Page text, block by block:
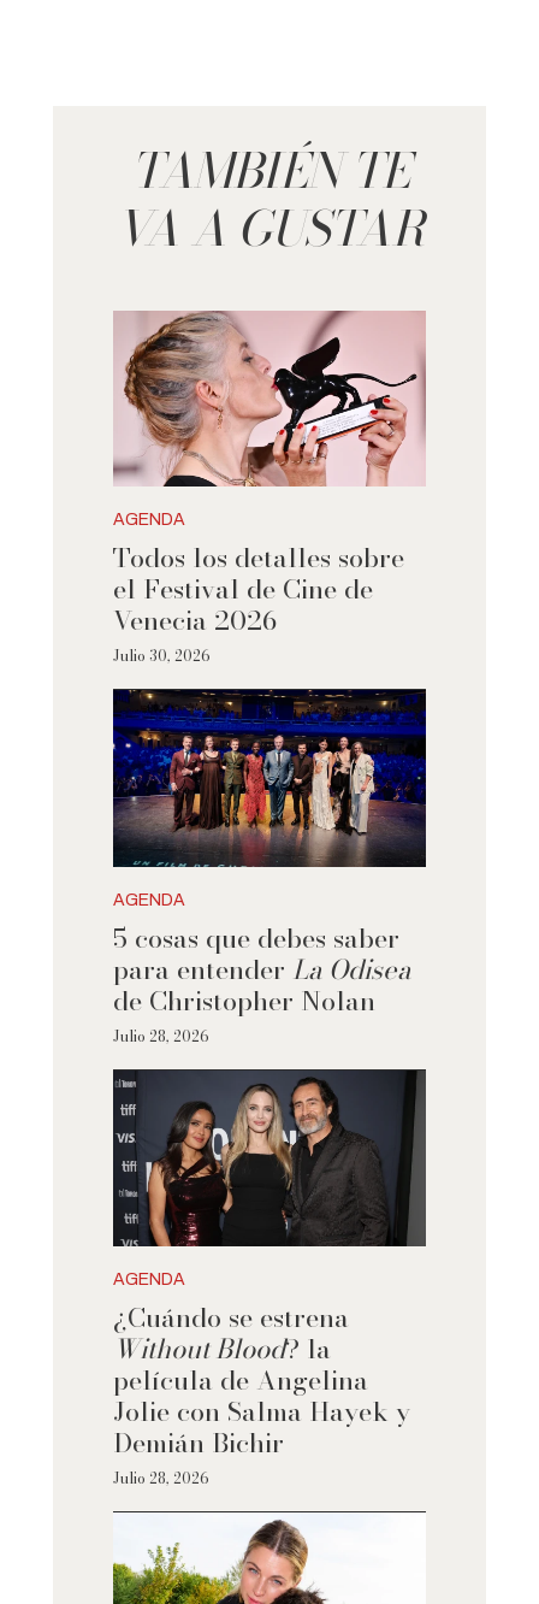
TAMBIÉN TE
VA A GUSTAR
AGENDA
Todos los detalles sobre
el Festival de Cine de
Venecia 2026
Julio 30, 2026
AGENDA
5 cosas que debes saber
para entender La Odisea
de Christopher Nolan
Julio 28, 2026
AGENDA
¿Cuándo se estrena
Without Blood? la
película de Angelina
Jolie con Salma Hayek y
Demián Bichir
Julio 28, 2026